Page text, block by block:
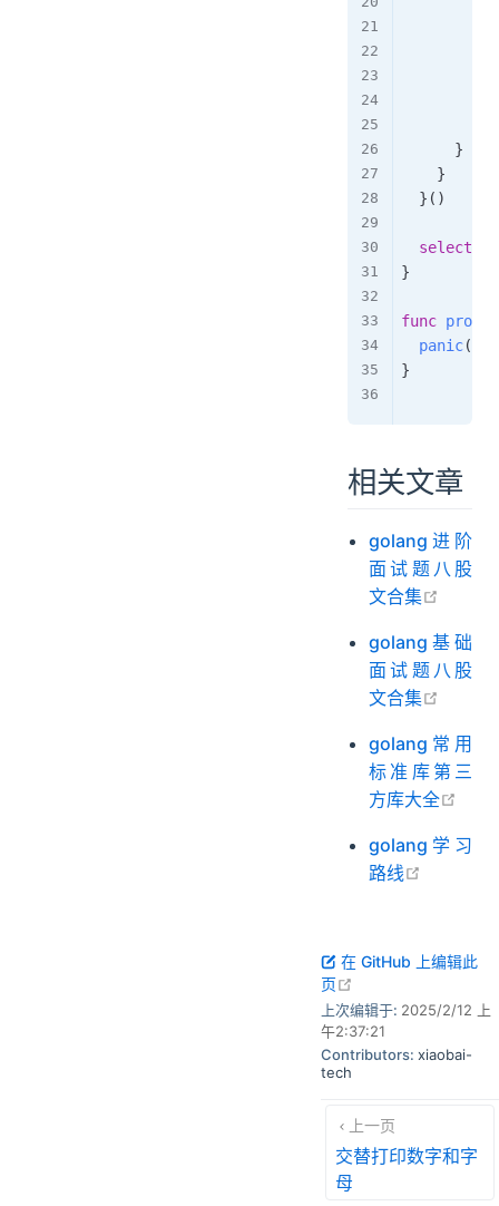
}
}
} ( )
select
}
func proc
panic(
}
相关文章
golang进阶
面试题八股
文合集
golang基础
面试题八股
文合集
golang常用
标准库第三
方库大全
golang学习
路线
在 GitHub 上编辑此
页
上次编辑于: 2025/2/12 上
午2:37:21
Contributors: xiaobai-
tech
上一页
交替打印数字和字
母